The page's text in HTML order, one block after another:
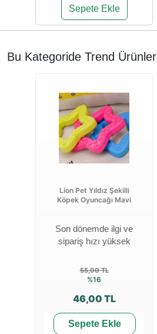
Sepete Ekle
Bu Kategoride Trend Ürünler
Lion Pet Yıldız Şekilli
Köpek Oyuncağı Mavi
Son dönemde ilgi ve
sipariş hızı yüksek
55,00 TL
%16
46,00 TL
Sepete Ekle